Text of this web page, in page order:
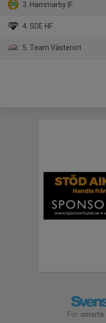
3. Hammarby IF
4. SDE HF
5. Team Västerort
För smarta